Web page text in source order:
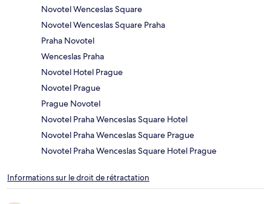
Novotel Wenceslas Square
Novotel Wenceslas Square Praha
Praha Novotel
Wenceslas Praha
Novotel Hotel Prague
Novotel Prague
Prague Novotel
Novotel Praha Wenceslas Square Hotel
Novotel Praha Wenceslas Square Prague
Novotel Praha Wenceslas Square Hotel Prague
Informations sur le droit de rétractation